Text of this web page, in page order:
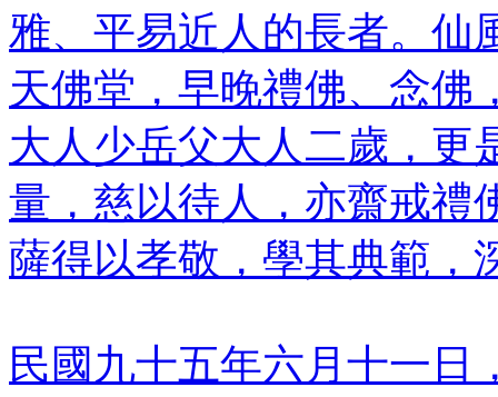
雅、平易近人的長者。仙
天佛堂，早晚禮佛、念佛
大人少岳父大人二歲，更
量，慈以待人，亦齋戒禮
薩得以孝敬，學其典範，
民國九十五年六月十一日